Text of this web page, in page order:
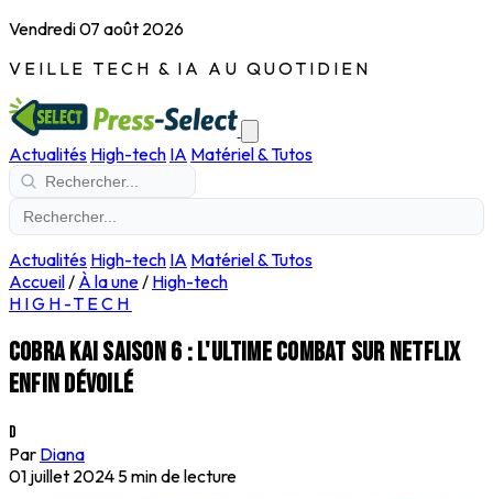
Vendredi 07 août 2026
VEILLE TECH & IA AU QUOTIDIEN
Actualités High-tech IA Matériel & Tutos
Actualités High-tech IA Matériel & Tutos
Accueil/ À la une/ High-tech
HIGH-TECH
Cobra Kai saison 6 : l'ultime combat sur Netflix
enfin dévoilé
D
Par Diana
01 juillet 2024 5 min de lecture